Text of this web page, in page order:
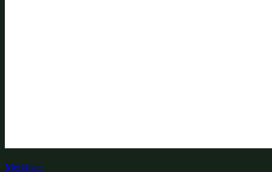
Merkliste: